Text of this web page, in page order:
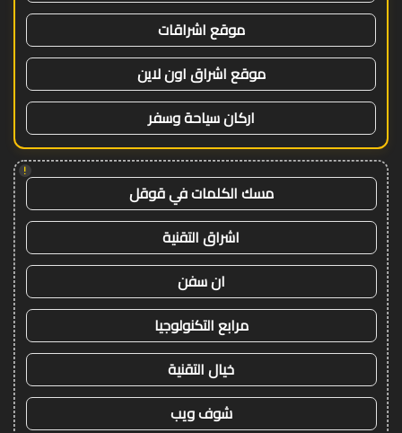
موقع اشراقات
موقع اشراق اون لاين
اركان سياحة وسفر
!
مسك الكلمات في قوقل
اشراق التقنية
ان سفن
مرابع التكنولوجيا
خيال التقنية
شوف ويب